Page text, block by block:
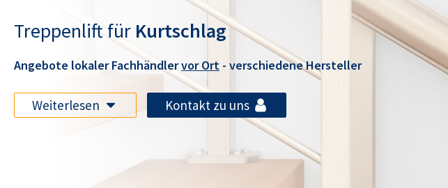
Treppenlift für Kurtschlag
Angebote lokaler Fachhändlervor Ort - verschiedene Hersteller
Weiterlesen Kontakt zu uns